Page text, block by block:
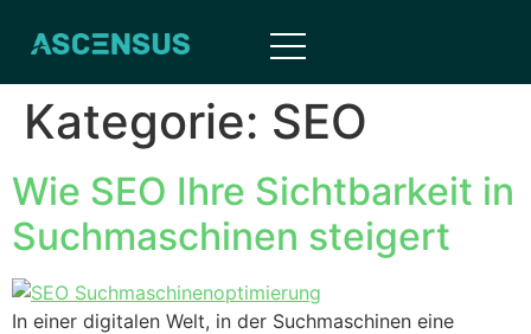
springen
Kategorie: SEO
Wie SEO Ihre Sichtbarkeit in
Suchmaschinen steigert
In einer digitalen Welt, in der Suchmaschinen eine